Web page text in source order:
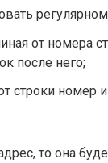
от номера
после него;
строки номер
то она